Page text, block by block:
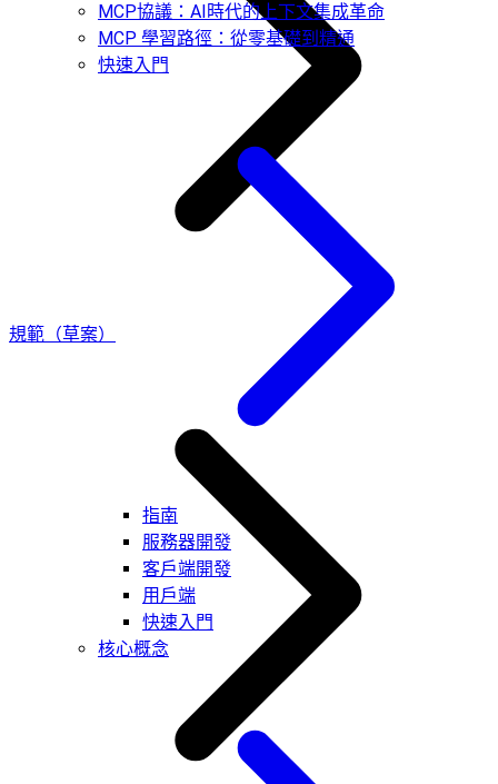
MCP協議：AI時代的上下文集成革命
MCP 學習路徑：從零基礎到精通
快速入門
指南
服務器開發
客戶端開發
用戶端
快速入門
核心概念
規範（草案）